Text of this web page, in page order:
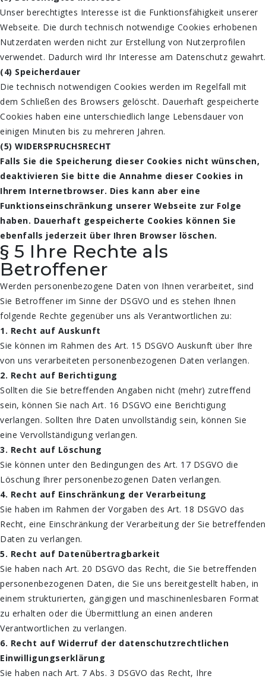
Unser berechtigtes Interesse ist die Funktionsfähigkeit unserer
Webseite. Die durch technisch notwendige Cookies erhobenen
Nutzerdaten werden nicht zur Erstellung von Nutzerprofilen
verwendet. Dadurch wird Ihr Interesse am Datenschutz gewahrt.
(4) Speicherdauer
Die technisch notwendigen Cookies werden im Regelfall mit
dem Schließen des Browsers gelöscht. Dauerhaft gespeicherte
Cookies haben eine unterschiedlich lange Lebensdauer von
einigen Minuten bis zu mehreren Jahren.
(5) WIDERSPRUCHSRECHT
Falls Sie die Speicherung dieser Cookies nicht wünschen,
deaktivieren Sie bitte die Annahme dieser Cookies in
Ihrem Internetbrowser. Dies kann aber eine
Funktionseinschränkung unserer Webseite zur Folge
haben. Dauerhaft gespeicherte Cookies können Sie
ebenfalls jederzeit über Ihren Browser löschen.
§ 5 Ihre Rechte als
Betroffener
Werden personenbezogene Daten von Ihnen verarbeitet, sind
Sie Betroffener im Sinne der DSGVO und es stehen Ihnen
folgende Rechte gegenüber uns als Verantwortlichen zu:
1. Recht auf Auskunft
Sie können im Rahmen des Art. 15 DSGVO Auskunft über Ihre
von uns verarbeiteten personenbezogenen Daten verlangen.
2. Recht auf Berichtigung
Sollten die Sie betreffenden Angaben nicht (mehr) zutreffend
sein, können Sie nach Art. 16 DSGVO eine Berichtigung
verlangen. Sollten Ihre Daten unvollständig sein, können Sie
eine Vervollständigung verlangen.
3. Recht auf Löschung
Sie können unter den Bedingungen des Art. 17 DSGVO die
Löschung Ihrer personenbezogenen Daten verlangen.
4. Recht auf Einschränkung der Verarbeitung
Sie haben im Rahmen der Vorgaben des Art. 18 DSGVO das
Recht, eine Einschränkung der Verarbeitung der Sie betreffenden
Daten zu verlangen.
5. Recht auf Datenübertragbarkeit
Sie haben nach Art. 20 DSGVO das Recht, die Sie betreffenden
personenbezogenen Daten, die Sie uns bereitgestellt haben, in
einem strukturierten, gängigen und maschinenlesbaren Format
zu erhalten oder die Übermittlung an einen anderen
Verantwortlichen zu verlangen.
6. Recht auf Widerruf der datenschutzrechtlichen
Einwilligungserklärung
Sie haben nach Art. 7 Abs. 3 DSGVO das Recht, Ihre